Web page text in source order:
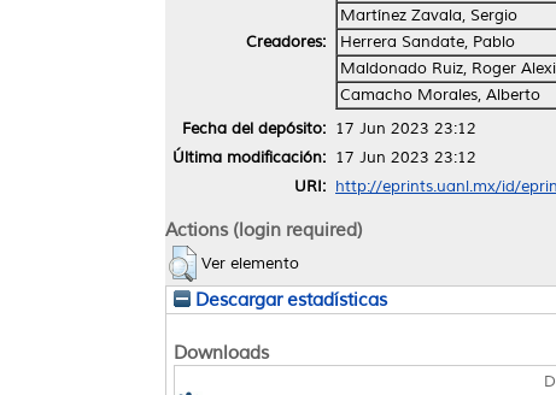
Creadores:
Martínez Zavala, Sergio
Herrera Sandate, Pablo
Maldonado Ruiz, Roger
Camacho Morales, Alberto
Fecha del depósito: 17 Jun 2023 23:12
Última modificación: 17 Jun 2023 23:12
URI: http://eprints.uanl.mx/id/
Actions (login required)
Ver elemento
Descargar estadísticas
Downloads